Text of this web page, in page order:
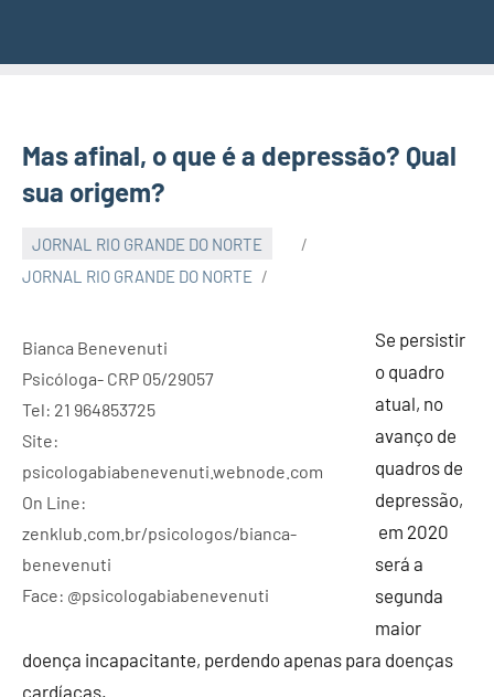
Mas afinal, o que é a depressão? Qual
sua origem?
JORNAL RIO GRANDE DO NORTE
JORNAL RIO GRANDE DO NORTE
Bianca Benevenuti
Psicóloga- CRP 05/29057
Tel: 21 964853725
Site:
psicologabiabenevenuti.webnode.com
On Line:
zenklub.com.br/psicologos/bianca-
benevenuti
Face: @psicologabiabenevenuti
Se persistir
o quadro
atual, no
avanço de
quadros de
depressão,
em 2020
será a
segunda
maior
doença incapacitante, perdendo apenas para doenças
cardíacas.